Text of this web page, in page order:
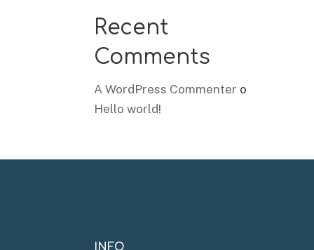
Recent
Comments
A WordPress Commenter o
Hello world!
INFO